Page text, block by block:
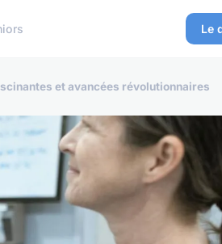
Le
et avancées révolutionnaires